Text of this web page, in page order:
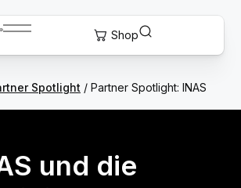
Spotlight / Partner Spotlight: INAS
und die